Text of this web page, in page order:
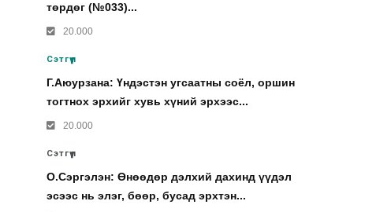
төрдөг (№033)...
20.000
Сэтгүүл
Г.Аюурзана: Үндэстэн угсаатны соёл, оршин
тогтнох эрхийг хувь хүний эрхээс...
20.000
Сэтгүүл
О.Сэргэлэн: Өнөөдөр дэлхий дахинд үүдэл
эсээс нь элэг, бөөр, бусад эрхтэн...